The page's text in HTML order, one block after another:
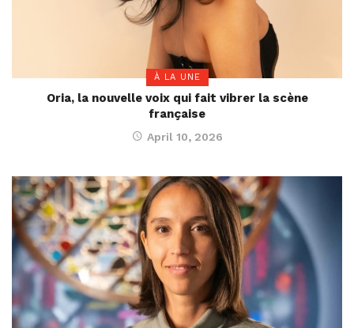
À LA UNE
Oria, la nouvelle voix qui fait vibrer la scène
française
April 10, 2026